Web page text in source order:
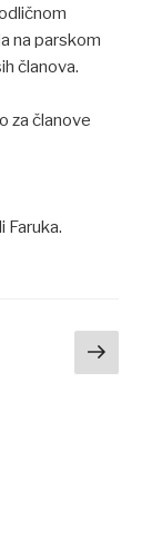
na parskom
članova.
za članove
Faruka.
Next